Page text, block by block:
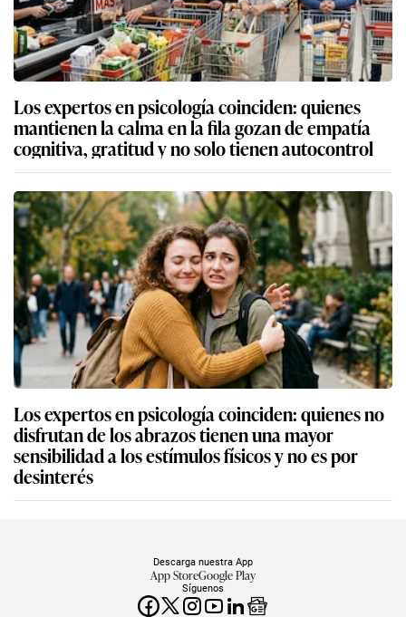
Los expertos en psicología coinciden: quienes
mantienen la calma en la fila gozan de empatía
cognitiva, gratitud y no solo tienen autocontrol
Los expertos en psicología coinciden: quienes no
disfrutan de los abrazos tienen una mayor
sensibilidad a los estímulos físicos y no es por
desinterés
Síguenos
Descarga nuestra App
App StoreGoogle Play